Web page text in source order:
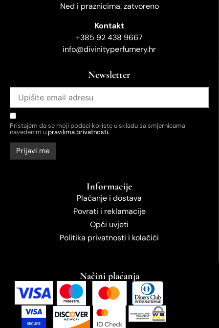
Ned i praznicima: zatvoreno
Kontakt
+385 92 438 9667
info@divinityperfumery.hr
Newsletter
Pristajem da se moji podaci koriste u skladu sa smjernicama
navedenim upravilima privatnosti.
Informacije
Plaćanje i dostava
Povrati i reklamacije
Opći uvjeti
Politika privatnosti i kolačići
Načini plaćanja